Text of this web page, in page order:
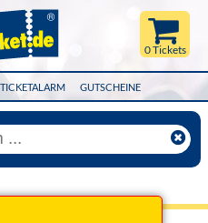
TICKETALARM GUTSCHEINE
0 Tickets